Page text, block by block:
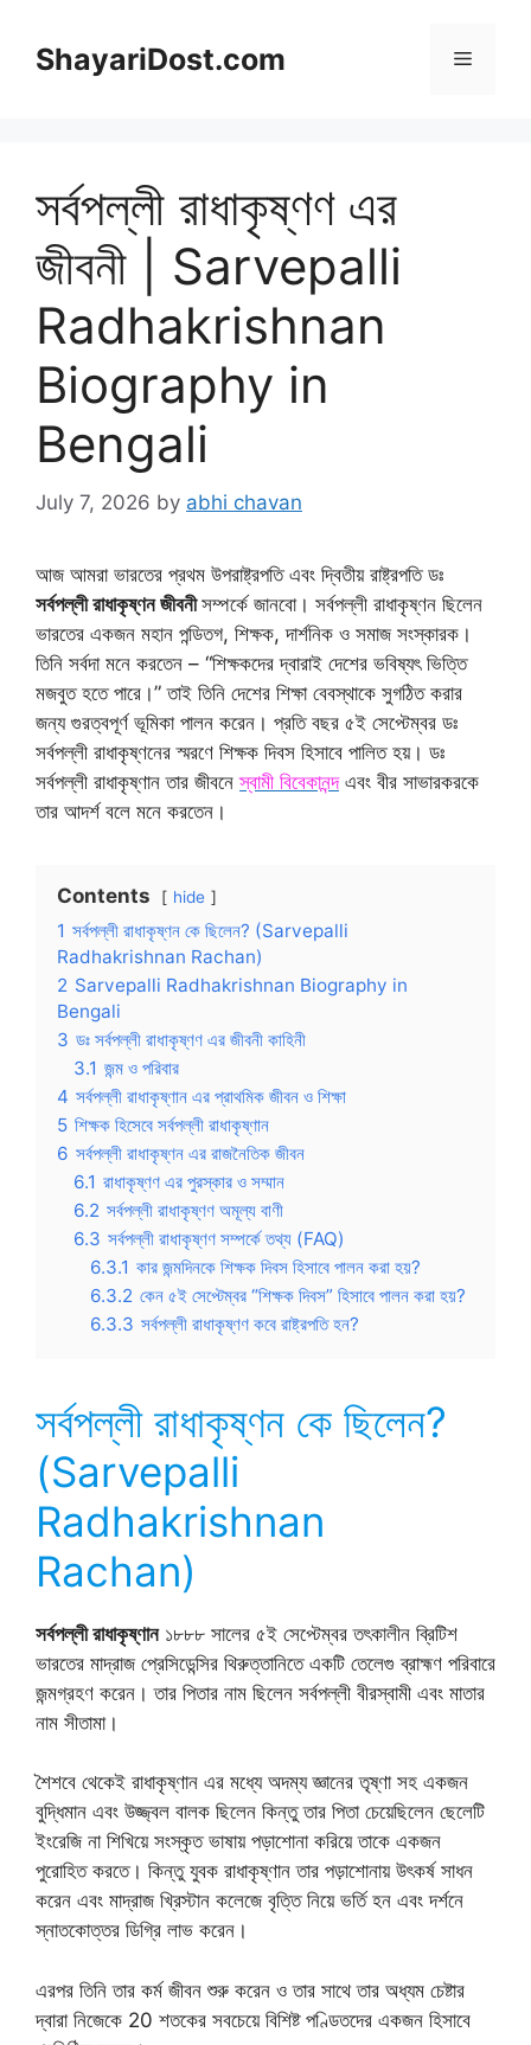
contentShayariDost.com Menu
সর্বপল্লী রাধাকৃষ্ণণ এর
জীবনী | Sarvepalli
Radhakrishnan
Biography in
Bengali
July 7, 2026 by abhi chavan
আজ আমরা ভারতের প্রথম উপরাষ্ট্রপতি এবং দ্বিতীয় রাষ্ট্রপতি ডঃ
সর্বপল্লী রাধাকৃষ্ণন জীবনীসম্পর্কে জানবো। সর্বপল্লী রাধাকৃষ্ণন ছিলেন
ভারতের একজন মহান পন্ডিতগ, শিক্ষক, দার্শনিক ও সমাজ সংস্কারক।
তিনি সর্বদা মনে করতেন – “শিক্ষকদের দ্বারাই দেশের ভবিষ্যৎ ভিত্তি
মজবুত হতে পারে।” তাই তিনি দেশের শিক্ষা বেবস্থাকে সুগঠিত করার
জন্য গুরত্বপূর্ণ ভূমিকা পালন করেন। প্রতি বছর ৫ই সেপ্টেম্বর ডঃ
সর্বপল্লী রাধাকৃষ্ণনের স্মরণে শিক্ষক দিবস হিসাবে পালিত হয়। ডঃ
সর্বপল্লী রাধাকৃষ্ণান তার জীবনেস্বামী বিবেকানন্দ এবং বীর সাভারকরকে
তার আদর্শ বলে মনে করতেন।
Contents hide
1 সর্বপল্লী রাধাকৃষ্ণন কে ছিলেন? (Sarvepalli
Radhakrishnan Rachan)
2 Sarvepalli Radhakrishnan Biography in
Bengali
3 ডঃ সর্বপল্লী রাধাকৃষ্ণণ এর জীবনী কাহিনী
3.1 জন্ম ও পরিবার
4 সর্বপল্লী রাধাকৃষ্ণান এর প্রাথমিক জীবন ও শিক্ষা
5 শিক্ষক হিসেবে সর্বপল্লী রাধাকৃষ্ণান
6 সর্বপল্লী রাধাকৃষ্ণন এর রাজনৈতিক জীবন
6.1 রাধাকৃষ্ণণ এর পুরস্কার ও সম্মান
6.2 সর্বপল্লী রাধাকৃষ্ণণ অমূল্য বাণী
6.3 সর্বপল্লী রাধাকৃষ্ণণ সম্পর্কে তথ্য (FAQ)
6.3.1 কার জন্মদিনকে শিক্ষক দিবস হিসাবে পালন করা হয়?
6.3.2 কেন ৫ই সেপ্টেম্বর “শিক্ষক দিবস” হিসাবে পালন করা হয়?
6.3.3 সর্বপল্লী রাধাকৃষ্ণণ কবে রাষ্ট্রপতি হন?
সর্বপল্লী রাধাকৃষ্ণন কে ছিলেন?
(Sarvepalli
Radhakrishnan
Rachan)
সর্বপল্লী রাধাকৃষ্ণান১৮৮৮ সালের ৫ই সেপ্টেম্বর তৎকালীন ব্রিটিশ
ভারতের মাদ্রাজ প্রেসিডেন্সির থিরুত্তানিতে একটি তেলেগু ব্রাহ্মণ পরিবারে
জন্মগ্রহণ করেন। তার পিতার নাম ছিলেন সর্বপল্লী বীরস্বামী এবং মাতার
নাম সীতামা।
শৈশবে থেকেই রাধাকৃষ্ণান এর মধ্যে অদম্য জ্ঞানের তৃষ্ণা সহ একজন
বুদ্ধিমান এবং উজ্জ্বল বালক ছিলেন কিন্তু তার পিতা চেয়েছিলেন ছেলেটি
ইংরেজি না শিখিয়ে সংস্কৃত ভাষায় পড়াশোনা করিয়ে তাকে একজন
পুরোহিত করতে। কিন্তু যুবক রাধাকৃষ্ণান তার পড়াশোনায় উৎকর্ষ সাধন
করেন এবং মাদ্রাজ খ্রিস্টান কলেজে বৃত্তি নিয়ে ভর্তি হন এবং দর্শনে
স্নাতকোত্তর ডিগ্রি লাভ করেন।
এরপর তিনি তার কর্ম জীবন শুরু করেন ও তার সাথে তার অধ্যম চেষ্টার
দ্বারা নিজেকে 20 শতকের সবচেয়ে বিশিষ্ট পণ্ডিতদের একজন হিসাবে